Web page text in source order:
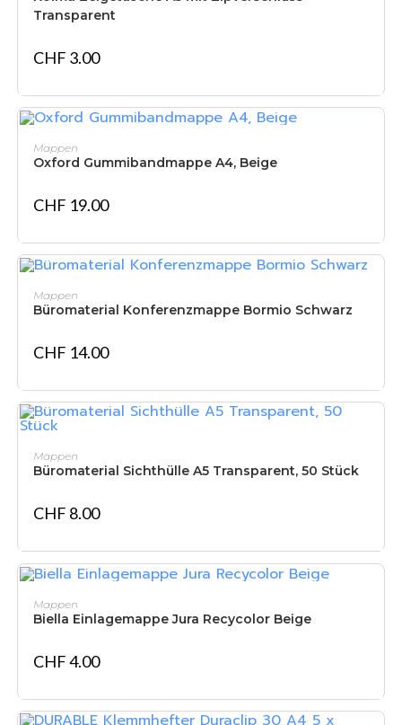
Transparent
CHF 3.00
Mappen
Oxford Gummibandmappe A4, Beige
CHF 19.00
Mappen
Büromaterial Konferenzmappe Bormio Schwarz
CHF 14.00
Mappen
Büromaterial Sichthülle A5 Transparent, 50 Stück
CHF 8.00
Mappen
Biella Einlagemappe Jura Recycolor Beige
CHF4.00